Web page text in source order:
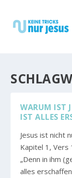
WARUM IST
IST ALLES
Jesus ist nicht
Kapitel 1, Vers
„Denn in ihm
alles